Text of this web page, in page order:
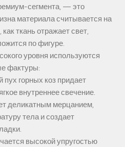
сегмента, — это
материала считывается на
ткань отражает свет,
по фигуре.
уровня используются
фактуры:
горных коз придает
внутреннее свечение.
деликатным мерцанием,
тела и создает
высокой упругостью